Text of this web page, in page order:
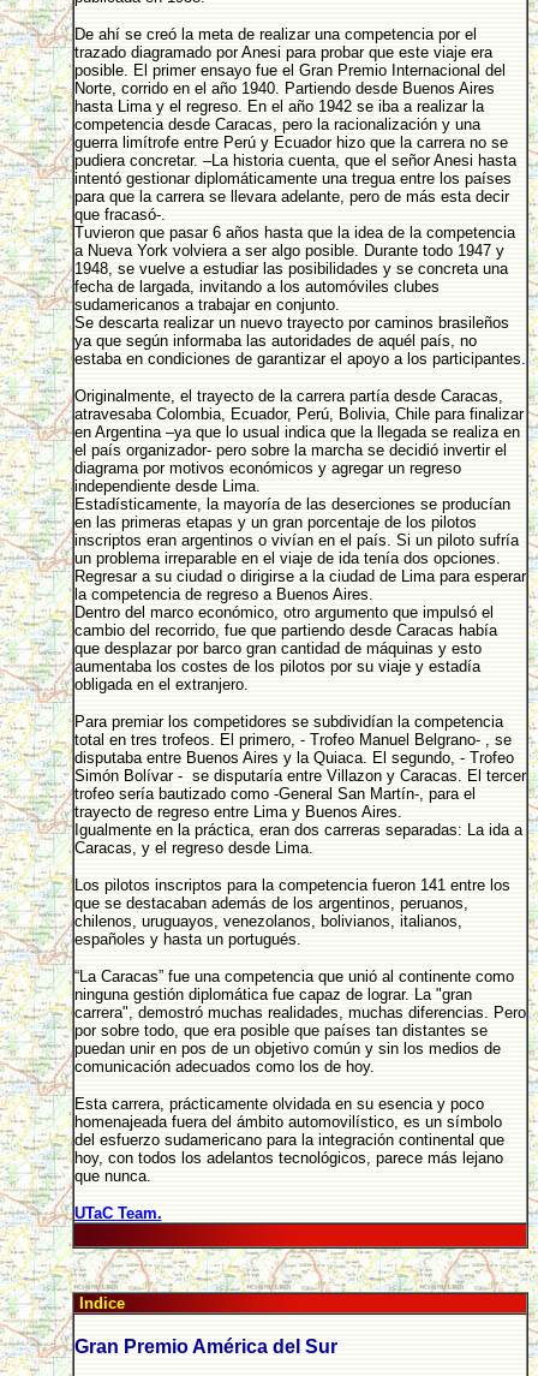
De ahí se creó la meta de realizar una competencia por el
trazado diagramado por Anesi para probar que este viaje era
posible. El primer ensayo fue el Gran Premio Internacional del
Norte, corrido en el año 1940. Partiendo desde Buenos Aires
hasta Lima y el regreso. En el año 1942 se iba a realizar la
competencia desde Caracas, pero la racionalización y una
guerra limítrofe entre Perú y Ecuador hizo que la carrera no se
pudiera concretar. –La historia cuenta, que el señor Anesi hasta
intentó gestionar diplomáticamente una tregua entre los países
para que la carrera se llevara adelante, pero de más esta decir
que fracasó-.
Tuvieron que pasar 6 años hasta que la idea de la competencia
a Nueva York volviera a ser algo posible. Durante todo 1947 y
1948, se vuelve a estudiar las posibilidades y se concreta una
fecha de largada, invitando a los automóviles clubes
sudamericanos a trabajar en conjunto.
Se descarta realizar un nuevo trayecto por caminos brasileños
ya que según informaba las autoridades de aquél país, no
estaba en condiciones de garantizar el apoyo a los participantes.
Originalmente, el trayecto de la carrera partía desde Caracas,
atravesaba Colombia, Ecuador, Perú, Bolivia, Chile para finalizar
en Argentina –ya que lo usual indica que la llegada se realiza en
el país organizador- pero sobre la marcha se decidió invertir el
diagrama por motivos económicos y agregar un regreso
independiente desde Lima.
Estadísticamente, la mayoría de las deserciones se producían
en las primeras etapas y un gran porcentaje de los pilotos
inscriptos eran argentinos o vivían en el país. Si un piloto sufría
un problema irreparable en el viaje de ida tenía dos opciones.
Regresar a su ciudad o dirigirse a la ciudad de Lima para esperar
la competencia de regreso a Buenos Aires.
Dentro del marco económico, otro argumento que impulsó el
cambio del recorrido, fue que partiendo desde Caracas había
que desplazar por barco gran cantidad de máquinas y esto
aumentaba los costes de los pilotos por su viaje y estadía
obligada en el extranjero.
Para premiar los competidores se subdividían la competencia
total en tres trofeos. El primero, - Trofeo Manuel Belgrano- , se
disputaba entre Buenos Aires y la Quiaca. El segundo, - Trofeo
Simón Bolívar - se disputaría entre Villazon y Caracas. El tercer
trofeo sería bautizado como -General San Martín-, para el
trayecto de regreso entre Lima y Buenos Aires.
Igualmente en la práctica, eran dos carreras separadas: La ida a
Caracas, y el regreso desde Lima.
Los pilotos inscriptos para la competencia fueron 141 entre los
que se destacaban además de los argentinos, peruanos,
chilenos, uruguayos, venezolanos, bolivianos, italianos,
españoles y hasta un portugués.
“La Caracas” fue una competencia que unió al continente como
ninguna gestión diplomática fue capaz de lograr. La "gran
carrera", demostró muchas realidades, muchas diferencias. Pero
por sobre todo, que era posible que países tan distantes se
puedan unir en pos de un objetivo común y sin los medios de
comunicación adecuados como los de hoy.
Esta carrera, prácticamente olvidada en su esencia y poco
homenajeada fuera del ámbito automovilístico, es un símbolo
del esfuerzo sudamericano para la integración continental que
hoy, con todos los adelantos tecnológicos, parece más lejano
que nunca.
UTaC Team.
Indice
Gran Premio América del Sur